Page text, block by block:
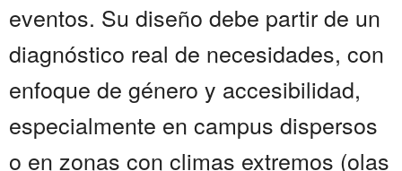
eventos. Su diseño debe partir de un
diagnóstico real de necesidades, con
enfoque de género y accesibilidad,
especialmente en campus dispersos
o en zonas con climas extremos (olas